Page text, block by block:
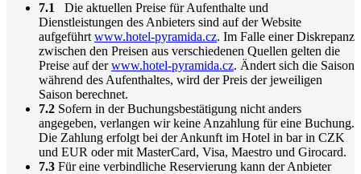
7.1
Die aktuellen Preise für Aufenthalte und
Dienstleistungen des Anbieters sind auf der Website
aufgeführt www.hotel-pyramida.cz. Im Falle einer Diskrepanz
zwischen den Preisen aus verschiedenen Quellen gelten die
Preise auf derwww.hotel-pyramida.cz. Ändert sich die Saison
während des Aufenthaltes, wird der Preis der jeweiligen
Saison berechnet.
7.2 Sofern in der Buchungsbestätigung nicht anders
angegeben, verlangen wir keine Anzahlung für eine Buchung.
Die Zahlung erfolgt bei der Ankunft im Hotel in bar in CZK
und EUR oder mit MasterCard, Visa, Maestro und Girocard.
7.3 Für eine verbindliche Reservierung kann der Anbieter